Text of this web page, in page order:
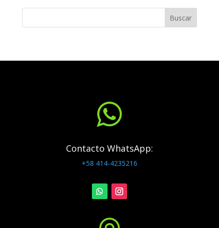
Buscar

Contacto WhatsApp:
+58 414-4235216